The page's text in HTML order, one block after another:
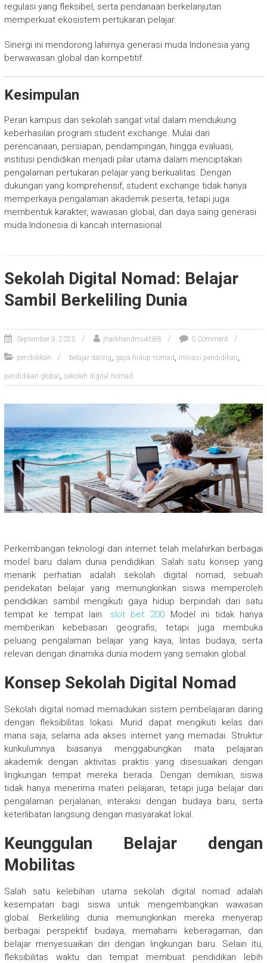
regulasi yang fleksibel, serta pendanaan berkelanjutan
memperkuat ekosistem pertukaran pelajar.
Sinergi ini mendorong lahirnya generasi muda Indonesia yang
berwawasan global dan kompetitif.
Kesimpulan
Peran kampus dan sekolah sangat vital dalam mendukung
keberhasilan program student exchange. Mulai dari
perencanaan, persiapan, pendampingan, hingga evaluasi,
institusi pendidikan menjadi pilar utama dalam menciptakan
pengalaman pertukaran pelajar yang berkualitas. Dengan
dukungan yang komprehensif, student exchange tidak hanya
memperkaya pengalaman akademik peserta, tetapi juga
membentuk karakter, wawasan global, dan daya saing generasi
muda Indonesia di kancah internasional.
Sekolah Digital Nomad: Belajar
Sambil Berkeliling Dunia
September 9, 2025 jharkhandmukti88 0 Comment
pendidikan belajar daring, gaya hidup nomad , Inovasi pendidikan,
pendidikan global , sekolah digital nomad
Perkembangan teknologi dan internet telah melahirkan berbagai
model baru dalam dunia pendidikan. Salah satu konsep yang
menarik perhatian adalah sekolah digital nomad, sebuah
pendekatan belajar yang memungkinkan siswa memperoleh
pendidikan sambil mengikuti gaya hidup berpindah dari satu
tempat ke tempat lain. slot bet 200 Model ini tidak hanya
memberikan kebebasan geografis, tetapi juga membuka
peluang pengalaman belajar yang kaya, lintas budaya, serta
relevan dengan dinamika dunia modern yang semakin global.
Konsep Sekolah Digital Nomad
Sekolah digital nomad memadukan sistem pembelajaran daring
dengan fleksibilitas lokasi. Murid dapat mengikuti kelas dari
mana saja, selama ada akses internet yang memadai. Struktur
kurikulumnya biasanya menggabungkan mata pelajaran
akademik dengan aktivitas praktis yang disesuaikan dengan
lingkungan tempat mereka berada. Dengan demikian, siswa
tidak hanya menerima materi pelajaran, tetapi juga belajar dari
pengalaman perjalanan, interaksi dengan budaya baru, serta
keterlibatan langsung dengan masyarakat lokal.
Keunggulan Belajar dengan
Mobilitas
Salah satu kelebihan utama sekolah digital nomad adalah
kesempatan bagi siswa untuk mengembangkan wawasan
global. Berkeliling dunia memungkinkan mereka menyerap
berbagai perspektif budaya, memahami keberagaman, dan
belajar menyesuaikan diri dengan lingkungan baru. Selain itu,
fleksibilitas waktu dan tempat membuat pendidikan lebih